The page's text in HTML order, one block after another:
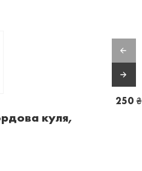
куля,
250 ₴